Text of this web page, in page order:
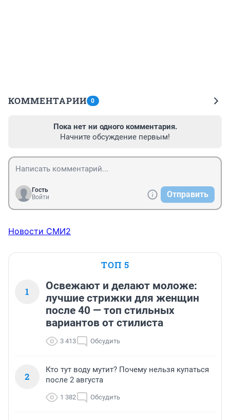
КОММЕНТАРИИ 0
Пока нет ни одного комментария.
Начните обсуждение первым!
Гость
Войти
Отправить
Новости СМИ2
ТОП 5
1
Освежают и делают моложе:
лучшие стрижки для женщин
после 40 — топ стильных
вариантов от стилиста
3 413 Обсудить
2
Кто тут воду мутит? Почему нельзя купаться
после 2 августа
1 382 Обсудить